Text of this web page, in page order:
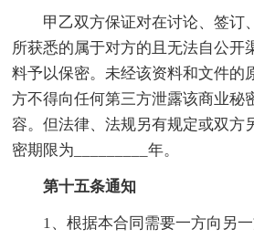
甲乙双方保证对在讨论、签订
所获悉的属于对方的且无法自公开
料予以保密。未经该资料和文件的
方不得向任何第三方泄露该商业秘
容。但法律、法规另有规定或双方
密期限为_________年。
第十五条通知
1、根据本合同需要一方向另